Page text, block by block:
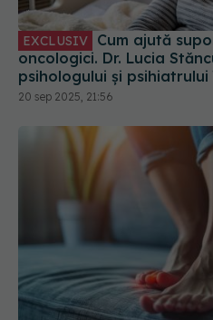
EXCLUSIV
oncologici. Dr. Lucia
psihologului și
20 sep 2025, 21:56